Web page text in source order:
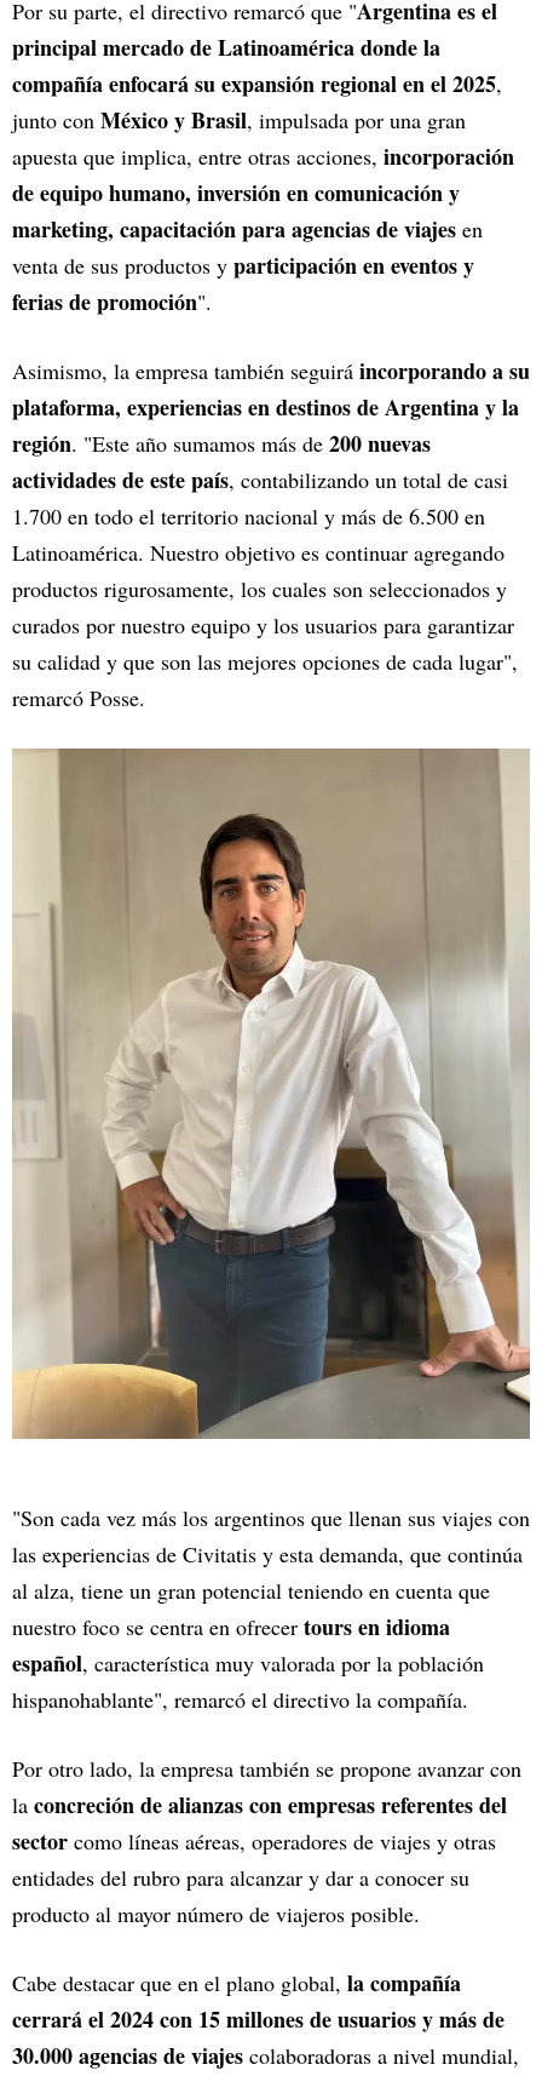
Por su parte, el directivo remarcó que "Argentina es el
principal mercado de Latinoamérica donde la
compañía enfocará su expansión regional en el 2025,
junto con México y Brasil, impulsada por una gran
apuesta que implica, entre otras acciones, incorporación
de equipo humano, inversión en comunicación y
marketing, capacitación para agencias de viajes en
venta de sus productos y participación en eventos y
ferias de promoción".
Asimismo, la empresa también seguirá incorporando a su
plataforma, experiencias en destinos de Argentina y la
región. "Este año sumamos más de 200 nuevas
actividades de este país, contabilizando un total de casi
1.700 en todo el territorio nacional y más de 6.500 en
Latinoamérica. Nuestro objetivo es continuar agregando
productos rigurosamente, los cuales son seleccionados y
curados por nuestro equipo y los usuarios para garantizar
su calidad y que son las mejores opciones de cada lugar",
remarcó Posse.
"Son cada vez más los argentinos que llenan sus viajes con
las experiencias de Civitatis y esta demanda, que continúa
al alza, tiene un gran potencial teniendo en cuenta que
nuestro foco se centra en ofrecer tours en idioma
español, característica muy valorada por la población
hispanohablante", remarcó el directivo la compañía.
Por otro lado, la empresa también se propone avanzar con
la concreción de alianzas con empresas referentes del
sector como líneas aéreas, operadores de viajes y otras
entidades del rubro para alcanzar y dar a conocer su
producto al mayor número de viajeros posible.
Cabe destacar que en el plano global, la compañía
cerrará el 2024con 15 millones de usuarios y más de
30.000 agencias de viajes colaboradoras a nivel mundial,